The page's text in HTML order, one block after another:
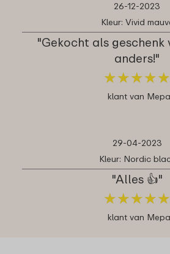
26-12-2023
Kleur: Vivid
"Gekocht als geschenk
anders!"
★★★★★
★★★★★
klant van
29-04-2023
Kleur: Nordic
"Alles 👍"
★★★★★
★★★★★
klant van